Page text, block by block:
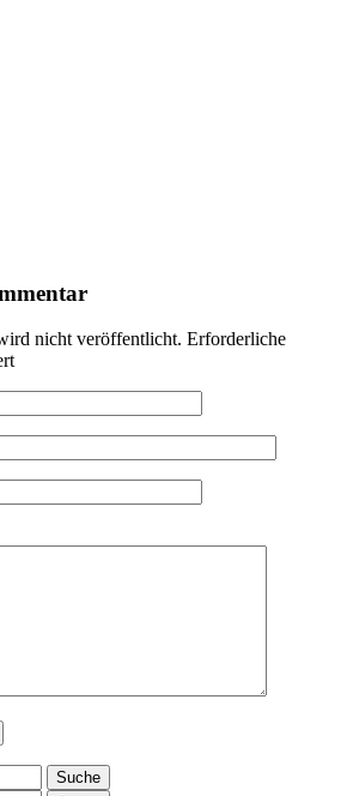
nicht veröffentlicht. Erforderliche